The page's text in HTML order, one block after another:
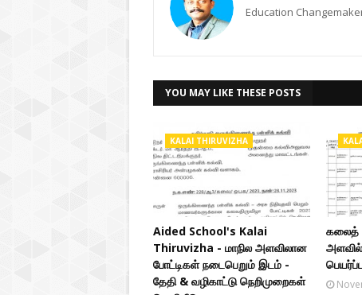
Education
YOU MAY LIKE THESE POSTS
KALAI THIRUVIZHA
Aided School's Kalai
Thiruvizha - மாநில அளவிலான
போட்டிகள் நடைபெறும் இடம் -
தேதி & வழிகாட்டு நெறிமுறைகள்
கலைத்